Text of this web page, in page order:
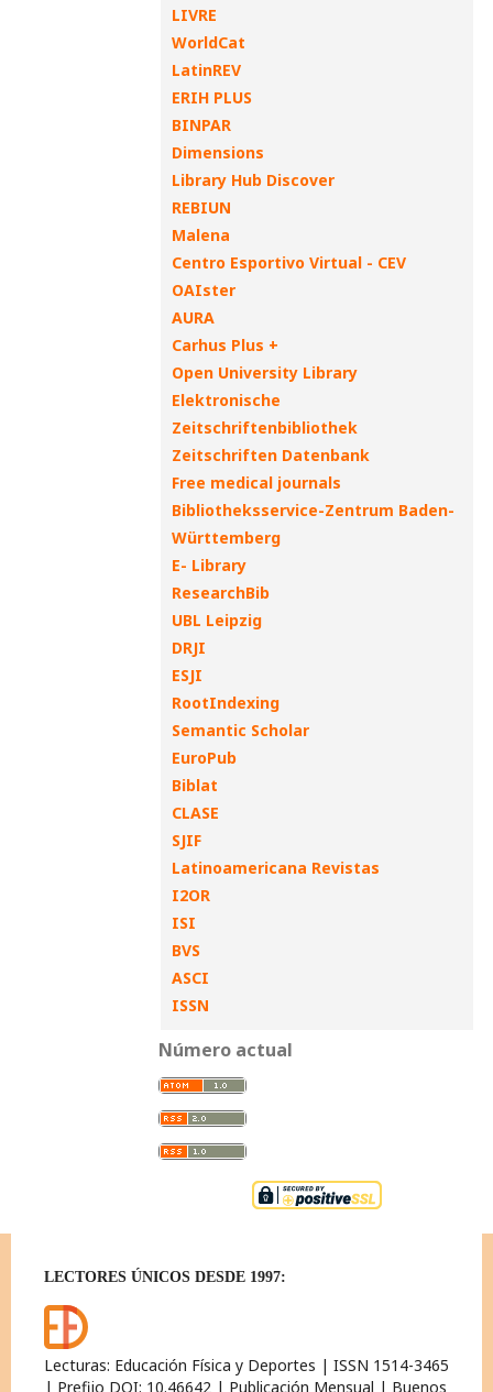
LIVRE
WorldCat
LatinREV
ERIH PLUS
BINPAR
Dimensions
Library Hub Discover
REBIUN
Malena
Centro Esportivo Virtual - CEV
OAIster
AURA
Carhus Plus +
Open University Library
Elektronische
Zeitschriftenbibliothek
Zeitschriften Datenbank
Free medical journals
Bibliotheksservice-Zentrum Baden-
Württemberg
E- Library
ResearchBib
UBL Leipzig
DRJI
ESJI
RootIndexing
Semantic Scholar
EuroPub
Biblat
CLASE
SJIF
Latinoamericana Revistas
I2OR
ISI
BVS
ASCI
ISSN
Número actual
LECTORES ÚNICOS DESDE 1997:
Lecturas: Educación Física y Deportes | ISSN 1514-3465
| Prefijo DOI: 10.46642 | Publicación Mensual | Buenos